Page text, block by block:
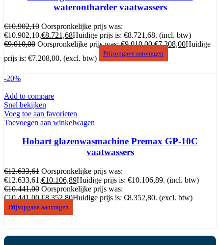
waterontharder vaatwassers
€10.902,10 Oorspronkelijke prijs was:
€10.902,10.€8.721,68Huidige prijs is: €8.721,68. (incl. btw)
€9.010,00 Oorspronkelijke prijs was: €9.010,00.€7.208,00Huidige
prijs is: €7.208,00. (excl. btw)
Prijsopgave aanvragen
-20%
Add to compare
Snel bekijken
Voeg toe aan favorieten
Toevoegen aan winkelwagen
Hobart glazenwasmachine Premax GP-10C
vaatwassers
€12.633,61 Oorspronkelijke prijs was:
€12.633,61.€10.106,89Huidige prijs is: €10.106,89. (incl. btw)
€10.441,00 Oorspronkelijke prijs was:
€10.441,00.€8.352,80Huidige prijs is: €8.352,80. (excl. btw)
Prijsopgave aanvragen